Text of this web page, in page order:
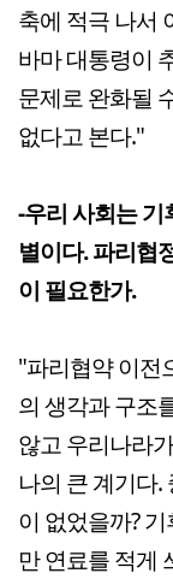
축에 적극 나서
바마 대통령이
문제로 완화될
없다고 본다."
-우리 사회는
별이다. 파리협
이 필요한가.
"파리협약 이전
의 생각과 구조
않고 우리나라
나의 큰 계기다
이 없었을까?
만 연료를 적게